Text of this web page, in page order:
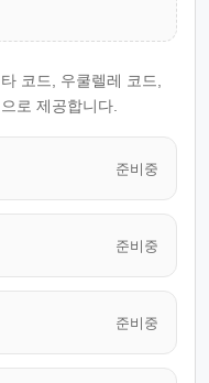
코드, 우쿨렐레 코드,
로 제공합니다.
준비중
준비중
준비중